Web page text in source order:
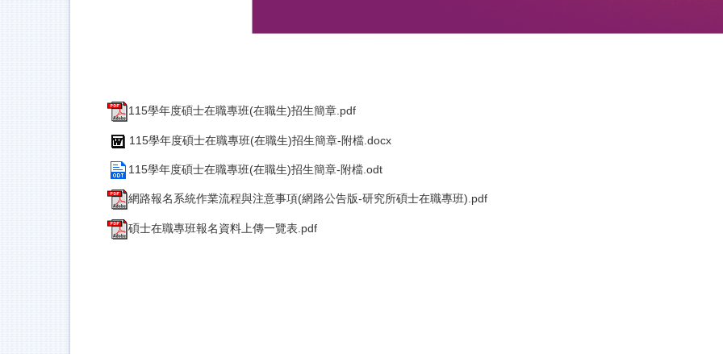
115學年度碩士在職專班(在職生)招生簡章.pdf
115學年度碩士在職專班(在職生)招生簡章-附檔.docx
115學年度碩士在職專班(在職生)招生簡章-附檔.odt
網路報名系統作業流程與注意事項(網路公告版-研究所碩士在職專班).pdf
碩士在職專班報名資料上傳一覽表.pdf